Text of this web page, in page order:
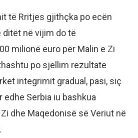
të Rritjes gjithçka po ecën
ditët në vijim do të
milionë euro për Malin e Zi
po sjellim rezultate
integrimit gradual, pasi, siç
edhe Serbia iu bashkua
dhe Maqedonisë së Veriut në